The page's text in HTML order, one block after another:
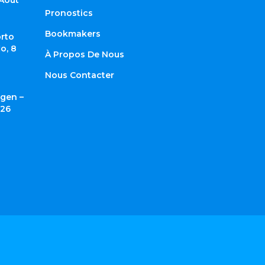
8
–
Pronostics
Bookmakers
À Propos De Nous
Nous Contacter